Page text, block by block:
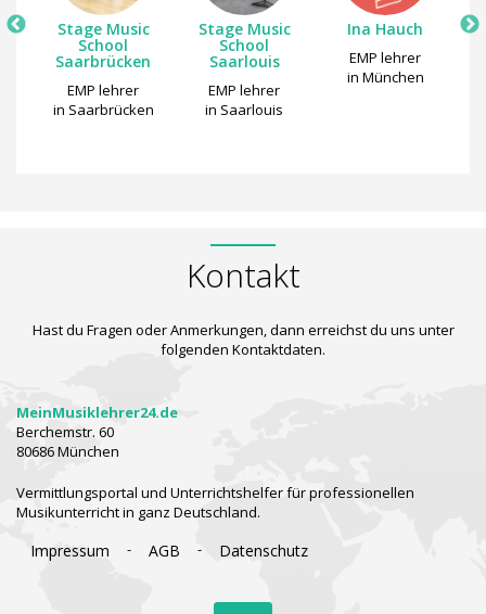
Stage Music
School
Saarbrücken
EMP lehrer
in Saarbrücken
Stage Music
School
Saarlouis
EMP lehrer
in Saarlouis
Ina Hauch
EMP lehrer
in München
Kontakt
Hast du Fragen oder Anmerkungen, dann erreichst du uns unter
folgenden Kontaktdaten.
MeinMusiklehrer24.de
Berchemstr. 60
80686 München
Vermittlungsportal und Unterrichtshelfer für professionellen
Musikunterricht in ganz Deutschland.
Impressum - AGB - Datenschutz